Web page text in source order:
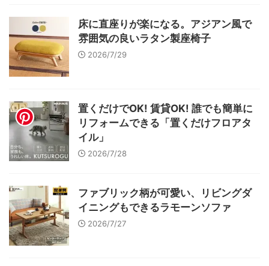
床に直座りが楽になる。アジアン風で
雰囲気の良いラタン製座椅子
2026/7/29
置くだけでOK! 賃貸OK! 誰でも簡単に
リフォームできる「置くだけフロアタ
イル」
2026/7/28
ファブリック柄が可愛い、リビングダ
イニングもできるラモーンソファ
2026/7/27